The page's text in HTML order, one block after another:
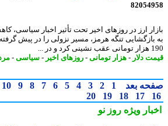
ارز در روزهای اخیر تحت تأثیر اخبار سیاسی،
تنگه هرمز، مسیر نزولی را در پیش گرفته
دلار-هزار تومانی-روزهای اخیر -سیاسی-مرداد-
بعد 1
2
3
4
5
6
7
8
9
10
11
17
18
19
20
ویژهروز نو